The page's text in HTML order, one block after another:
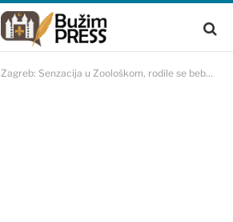
Zagreb: Senzacija u Zoološkom, rodile se bebe leopardi, jedine u Evropi!